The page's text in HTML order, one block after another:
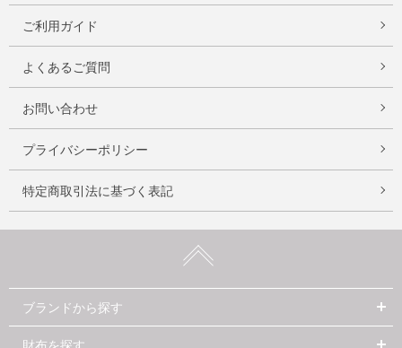
ご利用ガイド
よくあるご質問
お問い合わせ
プライバシーポリシー
特定商取引法に基づく表記
ブランドから探す
財布を探す